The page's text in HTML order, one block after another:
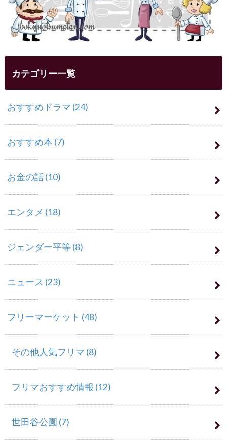
カテゴリー一覧
おすすめドラマ (24)
おすすめ本 (7)
お金の話(10)
エンタメ (18)
ジェンダー平等(8)
ニュース (23)
フリーマーケット (48)
その他人気フリマ (8)
フリマおすすめ情報 (12)
世田谷公園 (7)